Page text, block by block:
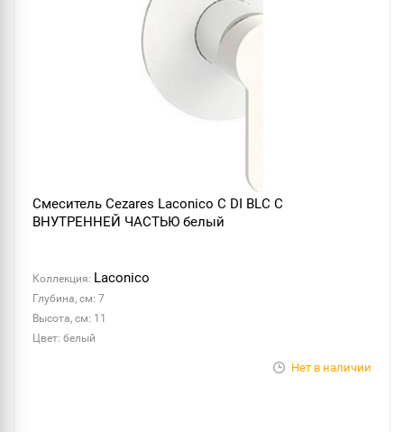
Смеситель Cezares Laconico C DI BLC С
ВНУТРЕННЕЙ ЧАСТЬЮ белый
Коллекция: Laconico
Глубина, см: 7
Высота, см: 11
Цвет: белый
Нет в наличии